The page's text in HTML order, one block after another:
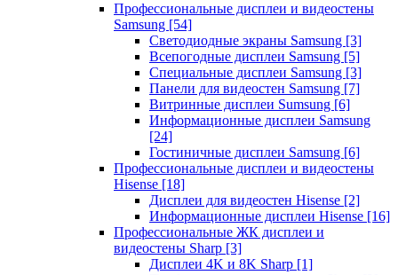
Профессиональные дисплеи и видеостены
Samsung [54]
Светодиодные экраны Samsung [3]
Всепогодные дисплеи Samsung [5]
Специальные дисплеи Samsung [3]
Панели для видеостен Samsung [7]
Витринные дисплеи Sumsung [6]
Информационные дисплеи Samsung
[24]
Гостиничные дисплеи Samsung [6]
Профессиональные дисплеи и видеостены
Hisense [18]
Дисплеи для видеостен Hisense [2]
Информационные дисплеи Hisense [16]
Профессиональные ЖК дисплеи и
видеостены Sharp [3]
Дисплеи 4K и 8K Sharp [1]